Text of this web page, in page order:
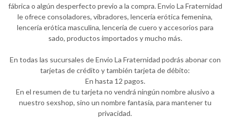
fábrica o algún desperfecto previo a la compra. Envio La Fraternidad
le ofrece consoladores, vibradores, lencería erótica femenina,
lencería erótica masculina, lencería de cuero y accesorios para
sado, productos importados y mucho más.
En todas las sucursales de Envio La Fraternidad podrás abonar con
tarjetas de crédito y también tarjeta de débito:
En hasta 12 pagos.
En el resumen de tu tarjeta no vendrá ningún nombre alusivo a
nuestro sexshop, sino un nombre fantasía, para mantener tu
privacidad.